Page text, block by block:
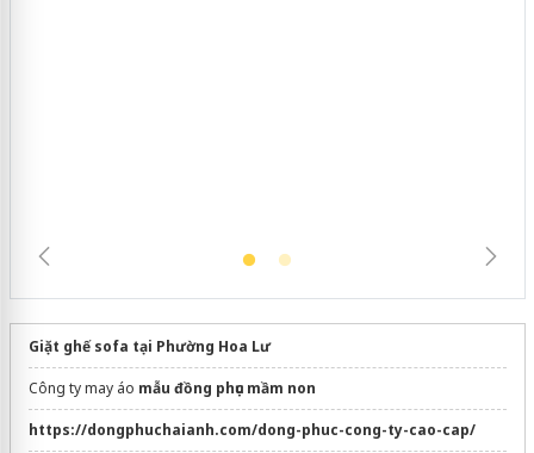
Giặt ghế sofa tại Phường Hoa Lư
Công ty may áo mẫu đồng phục mầm non
https://dongphuchaianh.com/dong-phuc-cong-ty-cao-cap/